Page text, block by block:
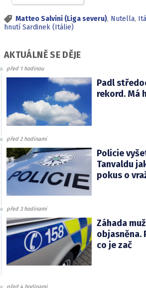
Matteo Salvini (Liga severu), Nutella,
hnutí Sardinek (Itálie)
AKTUÁLNĚ SE DĚJE
před 1 hodinou
Padl
rekord. Má
před 2 hodinami
Policie
Tanvaldu
pokus o
před 3 hodinami
Záhada
objasněna.
co je zač
před 4 hodinami